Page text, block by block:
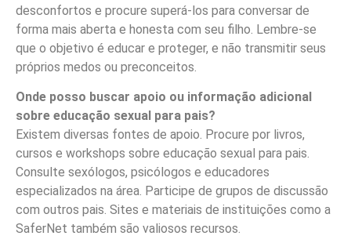
desconfortos e procure superá-los para conversar de
forma mais aberta e honesta com seu filho. Lembre-se
que o objetivo é educar e proteger, e não transmitir seus
próprios medos ou preconceitos.
Onde posso buscar apoio ou informação adicional
sobre educação sexual para pais?
Existem diversas fontes de apoio. Procure por livros,
cursos e workshops sobre educação sexual para pais.
Consulte sexólogos, psicólogos e educadores
especializados na área. Participe de grupos de discussão
com outros pais. Sites e materiais de instituições como a
SaferNet também são valiosos recursos.